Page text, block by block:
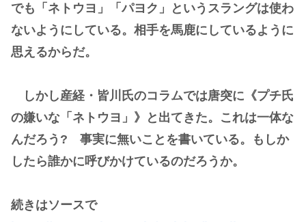
でも「ネトウヨ」「パヨク」というスラングは使わ
ないようにしている。相手を馬鹿にしているように
思えるからだ。
しかし産経・皆川氏のコラムでは唐突に《プチ氏
の嫌いな「ネトウヨ」》と出てきた。これは一体な
んだろう? 事実に無いことを書いている。もしか
したら誰かに呼びかけているのだろうか。
続きはソースで